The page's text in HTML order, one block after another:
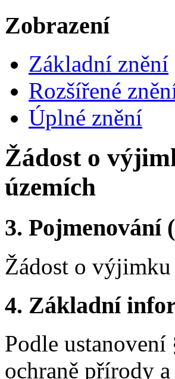
Zobrazení
Základní znění
Rozšířené
Úplné znění
Žádost o
územích
3. Pojmenování
Žádost o výjimku
4. Základní
Podle
ochraně přírody